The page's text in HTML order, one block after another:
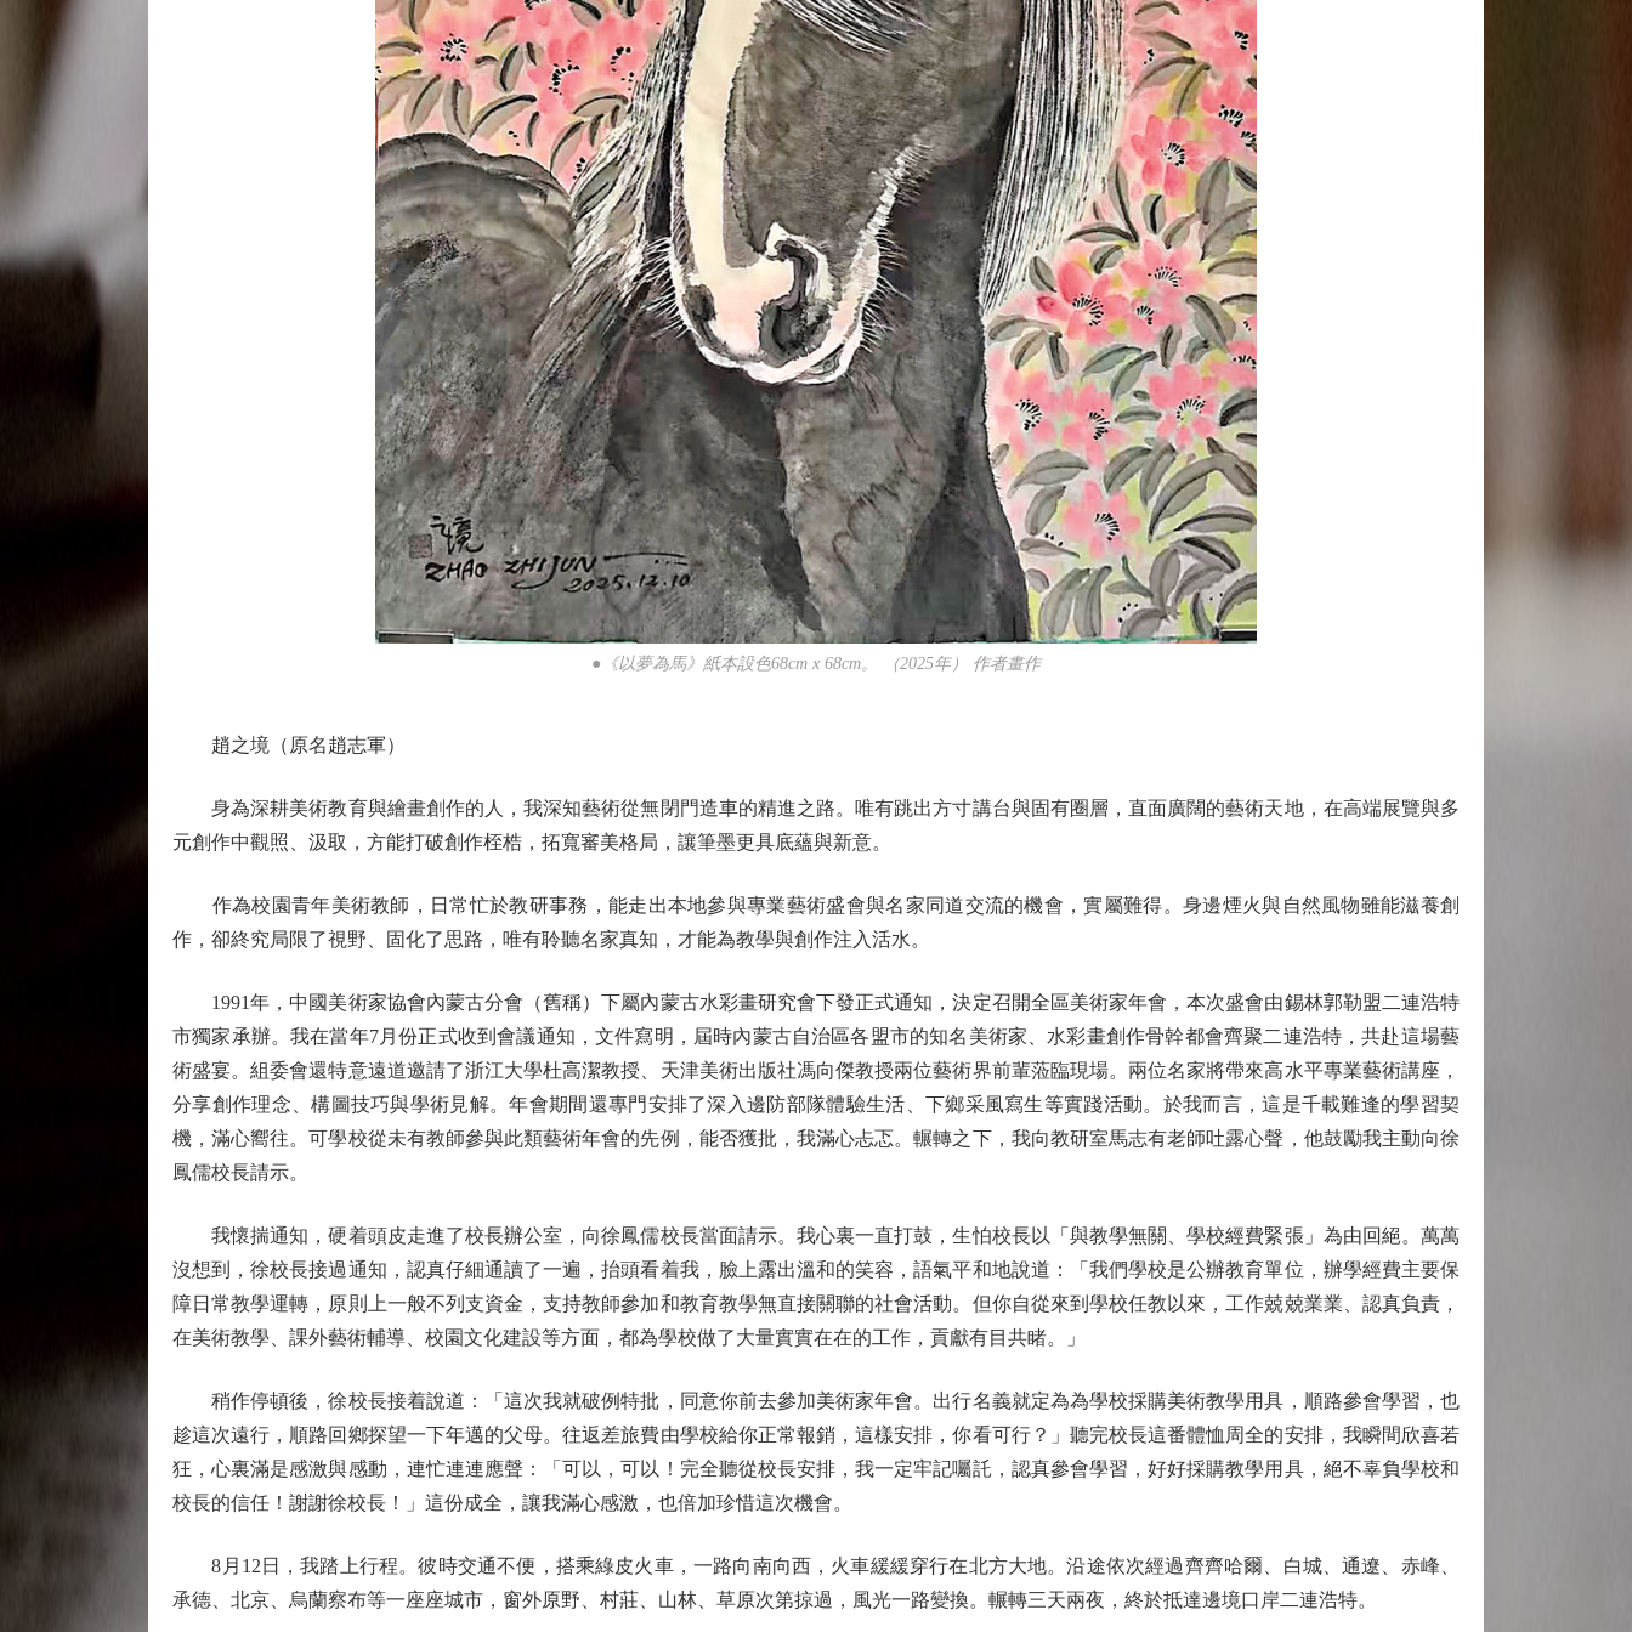
●《以夢為馬》紙本設色68cm x 68cm。 （2025年） 作者畫作
趙之境（原名趙志軍）
身為深耕美術教育與繪畫創作的人，我深知藝術從無閉門造車的精進之路。唯有跳出方寸講台與固有圈層，直面廣闊的藝術天地，在高端展覽與多
元創作中觀照、汲取，方能打破創作桎梏，拓寬審美格局，讓筆墨更具底蘊與新意。
作為校園青年美術教師，日常忙於教研事務，能走出本地參與專業藝術盛會與名家同道交流的機會，實屬難得。身邊煙火與自然風物雖能滋養創
作，卻終究局限了視野、固化了思路，唯有聆聽名家真知，才能為教學與創作注入活水。
1991年，中國美術家協會內蒙古分會（舊稱）下屬內蒙古水彩畫研究會下發正式通知，決定召開全區美術家年會，本次盛會由錫林郭勒盟二連浩特
市獨家承辦。我在當年7月份正式收到會議通知，文件寫明，屆時內蒙古自治區各盟市的知名美術家、水彩畫創作骨幹都會齊聚二連浩特，共赴這場藝
術盛宴。組委會還特意遠道邀請了浙江大學杜高潔教授、天津美術出版社馮向傑教授兩位藝術界前輩蒞臨現場。兩位名家將帶來高水平專業藝術講座，
分享創作理念、構圖技巧與學術見解。年會期間還專門安排了深入邊防部隊體驗生活、下鄉采風寫生等實踐活動。於我而言，這是千載難逢的學習契
機，滿心嚮往。可學校從未有教師參與此類藝術年會的先例，能否獲批，我滿心忐忑。輾轉之下，我向教研室馬志有老師吐露心聲，他鼓勵我主動向徐
鳳儒校長請示。
我懷揣通知，硬着頭皮走進了校長辦公室，向徐鳳儒校長當面請示。我心裏一直打鼓，生怕校長以「與教學無關、學校經費緊張」為由回絕。萬萬
沒想到，徐校長接過通知，認真仔細通讀了一遍，抬頭看着我，臉上露出溫和的笑容，語氣平和地說道：「我們學校是公辦教育單位，辦學經費主要保
障日常教學運轉，原則上一般不列支資金，支持教師參加和教育教學無直接關聯的社會活動。但你自從來到學校任教以來，工作兢兢業業、認真負責，
在美術教學、課外藝術輔導、校園文化建設等方面，都為學校做了大量實實在在的工作，貢獻有目共睹。」
稍作停頓後，徐校長接着說道：「這次我就破例特批，同意你前去參加美術家年會。出行名義就定為為學校採購美術教學用具，順路參會學習，也
趁這次遠行，順路回鄉探望一下年邁的父母。往返差旅費由學校給你正常報銷，這樣安排，你看可行？」聽完校長這番體恤周全的安排，我瞬間欣喜若
狂，心裏滿是感激與感動，連忙連連應聲：「可以，可以！完全聽從校長安排，我一定牢記囑託，認真參會學習，好好採購教學用具，絕不辜負學校和
校長的信任！謝謝徐校長！」這份成全，讓我滿心感激，也倍加珍惜這次機會。
8月12日，我踏上行程。彼時交通不便，搭乘綠皮火車，一路向南向西，火車緩緩穿行在北方大地。沿途依次經過齊齊哈爾、白城、通遼、赤峰、
承德、北京、烏蘭察布等一座座城市，窗外原野、村莊、山林、草原次第掠過，風光一路變換。輾轉三天兩夜，終於抵達邊境口岸二連浩特。